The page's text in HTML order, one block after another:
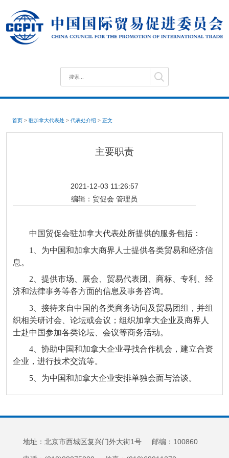
首页 > 驻加拿大代表处 > 代表处介绍 > 正文
主要职责
2021-12-03 11:26:57
编辑： 贸促会 管理员
中国贸促会驻加拿大代表处所提供的服务包括：
1、为中国和加拿大商界人士提供各类贸易和经济信
息。
2、提供市场、展会、贸易代表团、商标、专利、经
济和法律事务等各方面的信息及事务咨询。
3、接待来自中国的各类商务访问及贸易团组，并组
织相关研讨会、论坛或会议；组织加拿大企业及商界人
士赴中国参加各类论坛、会议等商务活动。
4、协助中国和加拿大企业寻找合作机会，建立合资
企业，进行技术交流等。
5、为中国和加拿大企业安排单独会面与洽谈。
地址：北京市西城区复兴门外大街1号 邮编：100860